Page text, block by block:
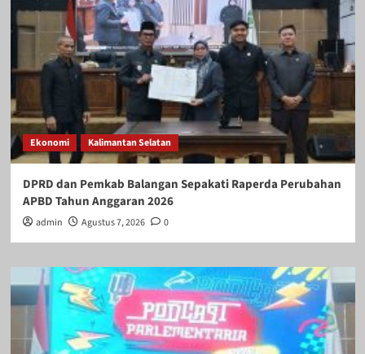
Ekonomi Kalimantan Selatan
DPRD dan Pemkab Balangan Sepakati Raperda Perubahan
APBD Tahun Anggaran 2026
admin Agustus 7, 2026 0